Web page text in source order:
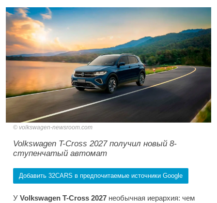
volkswagen-newsroom.com
Volkswagen T-Cross 2027 получил новый 8-
ступенчатый автомат
Добавить 32CARS в предпочитаемые источники Google
У Volkswagen T-Cross 2027 необычная иерархия: чем